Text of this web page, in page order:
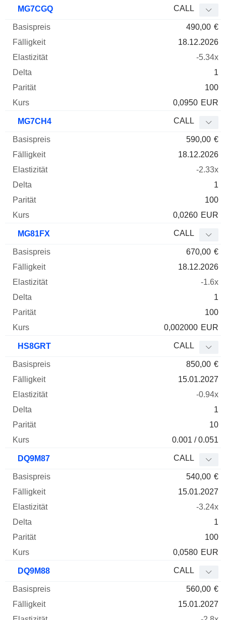
MG7CGQ CALL
490,00 €
18.12.2026
-5.34x
1
100
0,0950 EUR
MG7CH4 CALL
590,00 €
18.12.2026
-2.33x
1
100
0,0260 EUR
MG81FX CALL
670,00 €
18.12.2026
-1.6x
1
100
0,002000 EUR
HS8GRT CALL
850,00 €
15.01.2027
-0.94x
1
10
0.001 / 0.051
DQ9M87 CALL
540,00 €
15.01.2027
-3.24x
1
100
0,0580 EUR
DQ9M88 CALL
560,00 €
15.01.2027